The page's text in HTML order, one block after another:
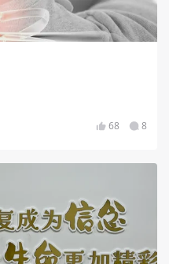
68 8